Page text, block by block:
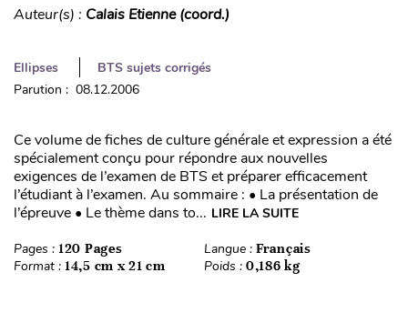
Auteur(s) : Calais Etienne (coord.)
Ellipses
BTS sujets corrigés
Parution : 08.12.2006
Ce volume de fiches de culture générale et expression a été
spécialement conçu pour répondre aux nouvelles
exigences de l’examen de BTS et préparer efficacement
l’étudiant à l’examen. Au sommaire : • La présentation de
l’épreuve • Le thème dans to... LIRE LA SUITE
Pages : 120 Pages Langue : Français
Format : 14,5 cm x 21 cm Poids : 0,186 kg